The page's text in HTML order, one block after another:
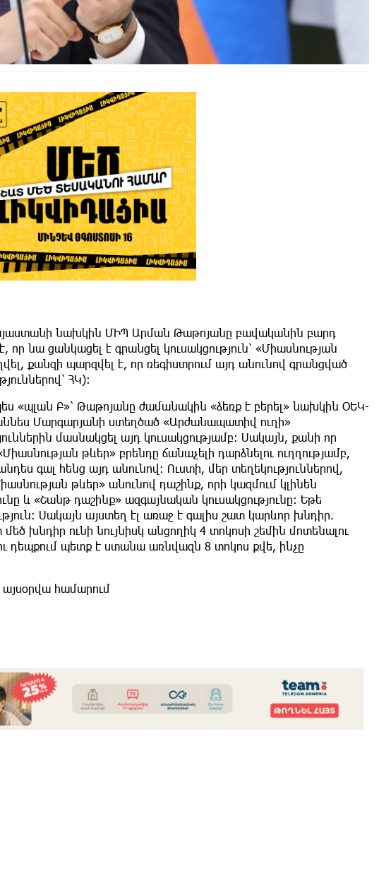
նախկին ՄԻՊ Արման Թաթոյանը բավականին բարդ
նա ցանկացել է գրանցել կուսակցություն՝ «Միասնության
քանզի պարզվել է, որ ռեգիստրում այդ անունով գրանցված
ՀԿ):
«պլան Բ»՝ Թաթոյանը ժամանակին «ձեռք է բերել» նախկին ՕԵԿ-
Մարգարյանի ստեղծած «Արժանապատիվ ուղի»
մասնակցել այդ կուսակցությամբ: Սակայն, քանի որ
թևեր» բրենդը ճանաչելի դարձնելու ուղղությամբ,
գալ հենց այդ անունով: Ուստի, մեր տեղեկություններով,
թևեր» անունով դաշինք, որի կազմում կլինեն
և «Շանթ դաշինք» ազգայնական կուսակցությունը: Եթե
Սակայն այստեղ էլ առաջ է գալիս շատ կարևոր խնդիր.
խնդիր ունի նույնիսկ անցողիկ 4 տոկոսի շեմին մոտենալու
դեպքում պետք է ստանա առնվազն 8 տոկոս քվե, ինչը
այսօրվա համարում